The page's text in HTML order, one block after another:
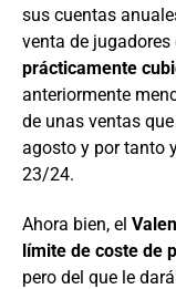
sus cuentas
venta de
prácticamente
anteriormente
de unas ventas
agosto y por tanto
23/24.
Ahora bien, el
límite de coste de
pero del que le